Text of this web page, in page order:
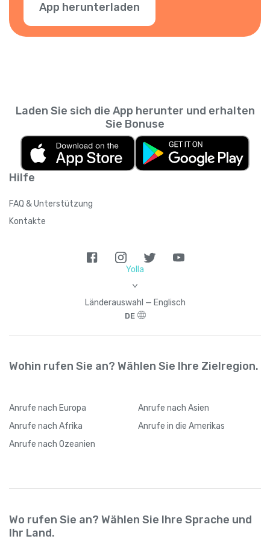
App herunterladen
Hilfe
FAQ & Unterstützung
Kontakte
Laden Sie sich die App herunter und erhalten
Sie Bonuse
Yolla
>
Länderauswahl — Englisch
DE
Wohin rufen Sie an? Wählen Sie Ihre Zielregion.
Anrufe nach Europa Anrufe nach Asien
Anrufe nach Afrika Anrufe in die Amerikas
Anrufe nach Ozeanien
Wo rufen Sie an? Wählen Sie Ihre Sprache und
Ihr Land.